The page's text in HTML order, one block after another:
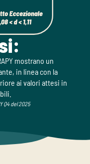
mostrano un
in linea con la
ai valori attesi in
Q4 del 2025